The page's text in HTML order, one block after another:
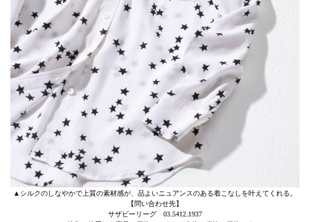
▲シルクのしなやかで上質の素材感が、品よいニュアンスのある着こなしを叶えてくれる。
【問い合わせ先】
サザビーリーグ 03₋5412₋1937